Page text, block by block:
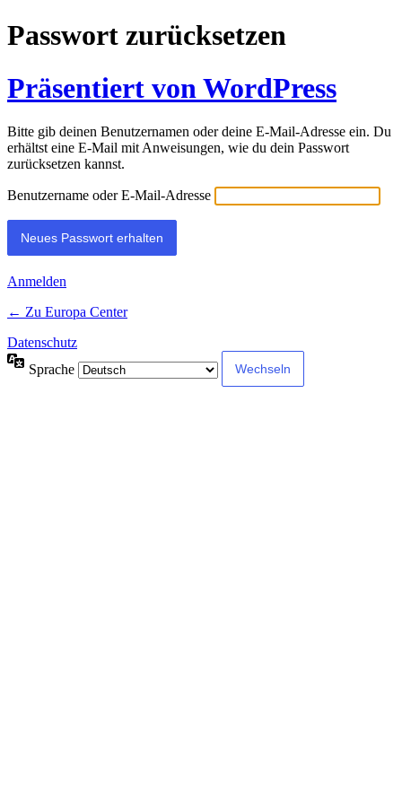
Passwort zurücksetzen
Präsentiert von WordPress
Bitte gib deinen Benutzernamen oder deine E-Mail-Adresse ein. Du
erhältst eine E-Mail mit Anweisungen, wie du dein Passwort
zurücksetzen kannst.
Benutzername oder E-Mail-Adresse
Anmelden
← Zu Europa Center
Datenschutz
Sprache